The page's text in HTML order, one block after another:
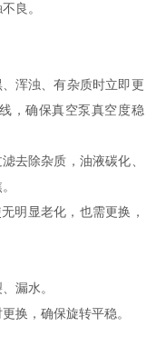
不良。
浑浊、有杂质时立即更
，确保真空泵真空度稳
去除杂质，油液碳化、
。
明显老化，也需更换，
漏水。
换，确保旋转平稳。